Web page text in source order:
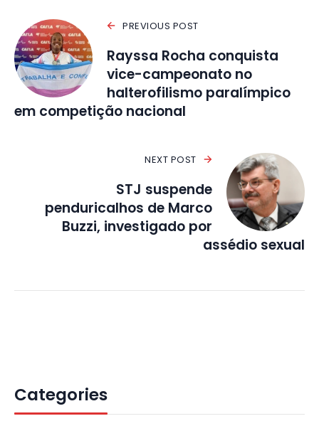
PREVIOUS POST
Rayssa Rocha conquista
vice-campeonato no
halterofilismo paralímpico
em competição nacional
NEXT POST
STJ suspende
penduricalhos de Marco
Buzzi, investigado por
assédio sexual
Categories